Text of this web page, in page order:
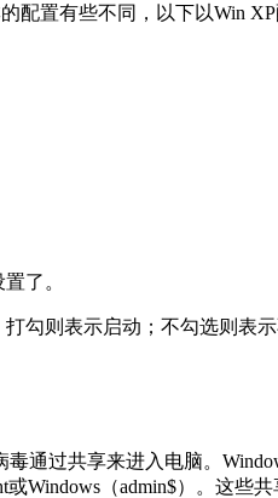
配置有些不同，以下以Win
了。
勾则表示启动；不勾选则表示
通过共享来进入电脑。
Windows（admin$）。这些